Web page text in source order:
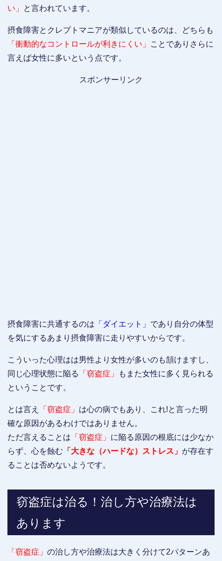
い」
と言われています。
摂食障害とクレプトマニアが類似しているのは、どちらも
「衝動的なコントロールが利きにくい」
ことでありさらに
言えば女性に多いという点です。
スポンサーリンク
摂食障害に共通するのは 「ダイエット」 であり自分の体型
を気にするあまり摂食障害に走りやすいからです。
こういった心理はは男性より女性が多いのも頷けますし、
同じ心理状態に陥る
「窃盗症」
もまた女性に多く見られる
ということです。
とは言え 「窃盗症」 は心の病でもあり、これ!と言った明
確な原因があるわけではありません。
ただ言えることは 「窃盗症」 に陥る原因の根底には少なか
らず、心を蝕む 「大きな（ハードな）ストレス」 が存在す
ることは否めないようです。
窃盗症は治る！治し方や治療法は
あります
「窃盗症」 の治し方や治療法は大きく分けて2パターンあ